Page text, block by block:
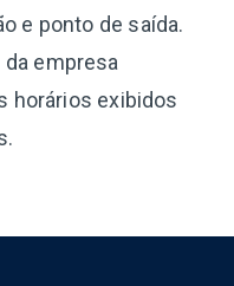
e ponto de saída.
empresa
horários exibidos